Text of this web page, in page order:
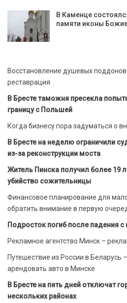
В Каменце
памяти иконы
Восстановление душевых
реставрация
В Бресте таможня пресекла
границу с Польшей
Когда бизнесу пора задуматься о
В Бресте на неделю ограничили
из-за реконструкции моста
Житель Пинска получил более 19
убийство сожительницы
Финансовое планирование для
обратить внимание в первую
Подросток погиб после падения
Рекламное агентство Минск –
Путешествие из России в Беларусь
арендовать авто в Минске
В Бресте на пять дней отключат
нескольких районах